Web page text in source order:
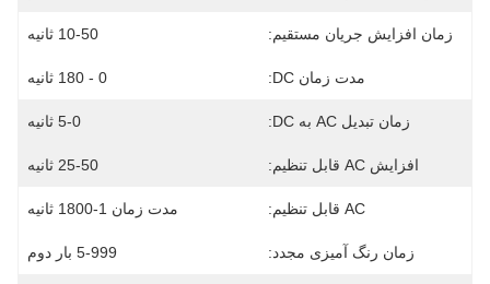
زمان افزایش جریان مستقیم: 10-50 ثانیه
مدت زمان DC: 0 - 180 ثانیه
زمان تبدیل AC به DC: 5-0 ثانیه
افزایش AC قابل تنظیم: 25-50 ثانیه
AC قابل تنظیم: مدت زمان 1-1800 ثانیه
زمان رنگ آمیزی مجدد: 5-999 بار دوم